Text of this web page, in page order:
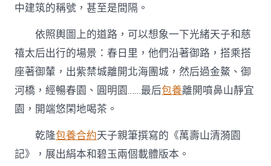
中建筑的稱號，甚至是間隔。
依照輿圖上的道路，可以想象一下光緒天子和慈
禧太后出行的場景：春日里，他們沿著御路，搭乘搭
座著御輦，出紫禁城離開北海團城，然后過金鰲、御
河橋，經暢春園、圓明園……最后包養離開噴鼻山靜宜
園，開端悠閑地喝茶。
乾隆包養合約天子親筆撰寫的《萬壽山清漪園
記》，展出絹本和碧玉兩個載體版本。